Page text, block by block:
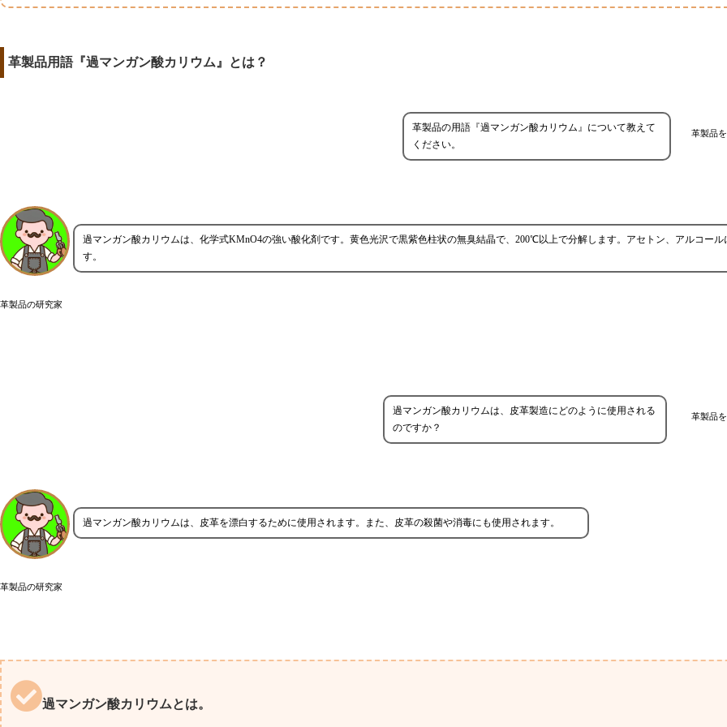
革製品用語『過マンガン酸カリウム』とは？
革製品
革製品の用語『過マンガン酸カリウム』について教えて
ください。
革製品の研究家
過マンガン酸カリウムは、化学式KMnO4の強い酸化剤です。黄色光沢で黒紫色柱状の無臭結晶で、200℃以上で分解します。アセトン、アルコール
す。
革製品
過マンガン酸カリウムは、皮革製造にどのように使用される
のですか？
革製品の研究家
過マンガン酸カリウムは、皮革を漂白するために使用されます。また、皮革の殺菌や消毒にも使用されます。
過マンガン酸カリウムとは。